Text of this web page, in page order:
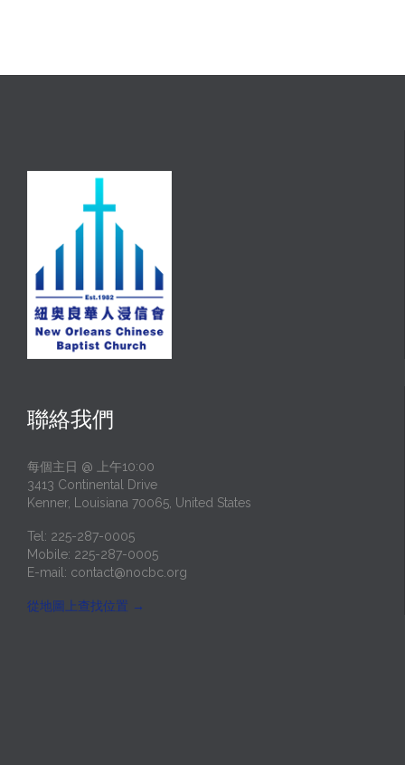
聯絡我們
每個主日 @ 上午10:00
3413 Continental Drive
Kenner, Louisiana 70065, United States
Tel: 225-287-0005
Mobile: 225-287-0005
E-mail: contact@nocbc.org
從地圖上查找位置 →